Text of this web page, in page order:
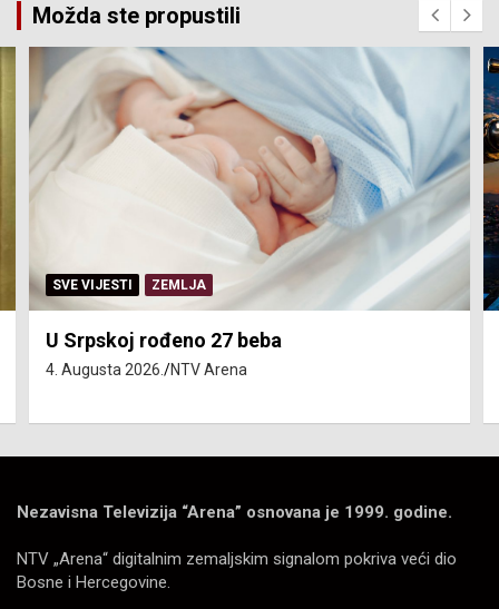
Možda ste propustili
SERVISNE INFORMACIJE
Isključenja vode – utorak 4. avgust
4. Augusta 2026. NTV Arena
Nezavisna Televizija “Arena” osnovana je 1999. godine.
NTV „Arena“ digitalnim zemaljskim signalom pokriva veći dio
Bosne i Hercegovine.